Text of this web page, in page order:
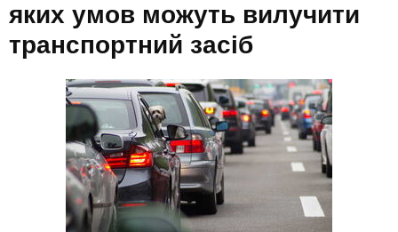
яких умов можуть вилучити
транспортний засіб